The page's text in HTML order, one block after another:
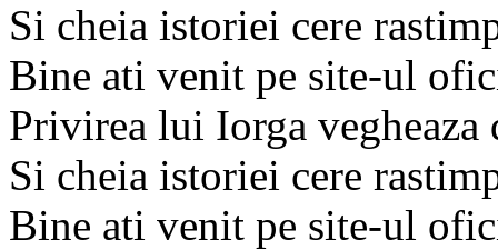
Si cheia istoriei cere
Bine ati venit pe site-ul
Privirea lui Iorga
Si cheia istoriei cere
Bine ati venit pe site-ul